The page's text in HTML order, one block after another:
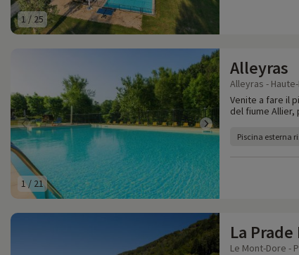
1 / 25
1/ 21
Alleyras
Alleyras -
Venite a fare il
del fiume
Piscina esterna
La
Le Mont-Dore -